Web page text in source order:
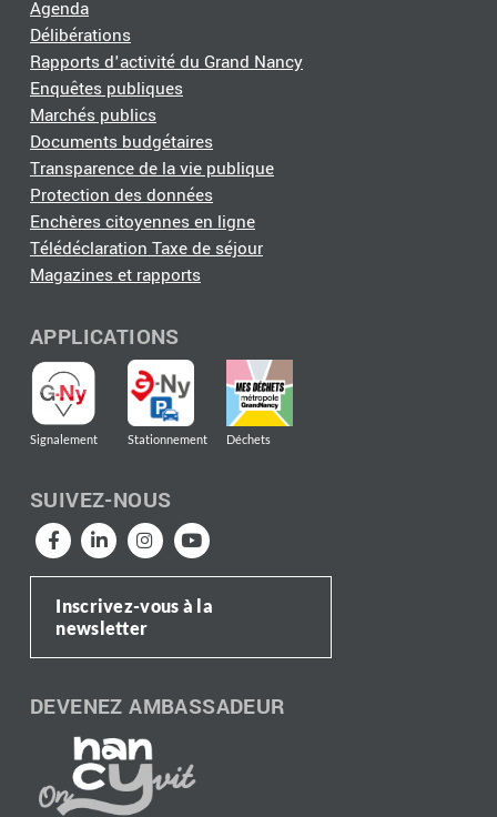
Agenda
Délibérations
Rapports d'activité du Grand Nancy
Enquêtes publiques
Marchés publics
Documents budgétaires
Transparence de la vie publique
Protection des données
Enchères citoyennes en ligne
Télédéclaration Taxe de séjour
Magazines et rapports
APPLICATIONS
Signalement Stationnement Déchets
SUIVEZ-NOUS
Inscrivez-vous à la
newsletter
DEVENEZ AMBASSADEUR